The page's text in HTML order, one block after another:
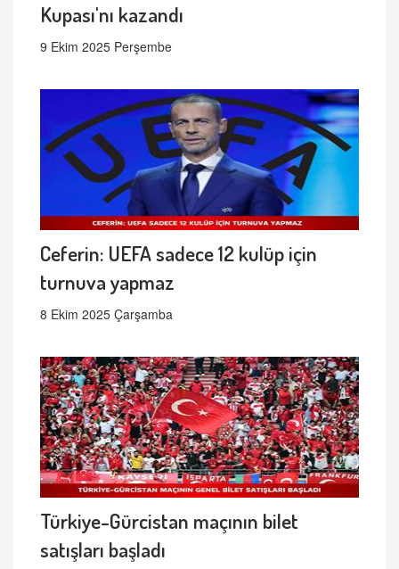
Kupası'nı kazandı
9 Ekim 2025 Perşembe
Ceferin: UEFA sadece 12 kulüp için
turnuva yapmaz
8 Ekim 2025 Çarşamba
Türkiye-Gürcistan maçının bilet
satışları başladı